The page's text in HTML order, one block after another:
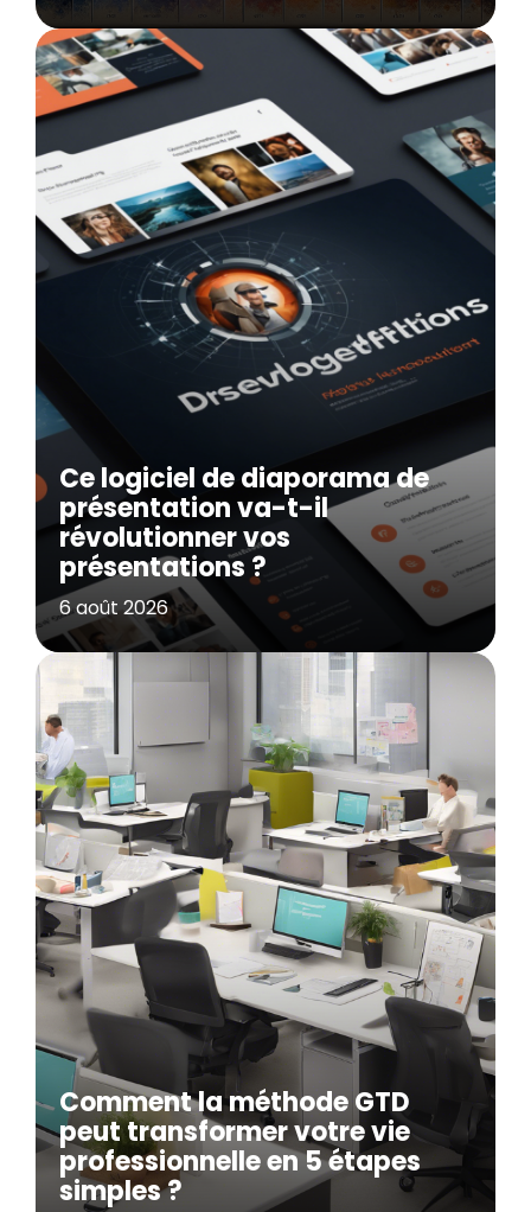
Ce logiciel de diaporama de
présentation va-t-il
révolutionner vos
présentations ?
6 août 2026
Comment la méthode GTD
peut transformer votre vie
professionnelle en 5 étapes
simples ?